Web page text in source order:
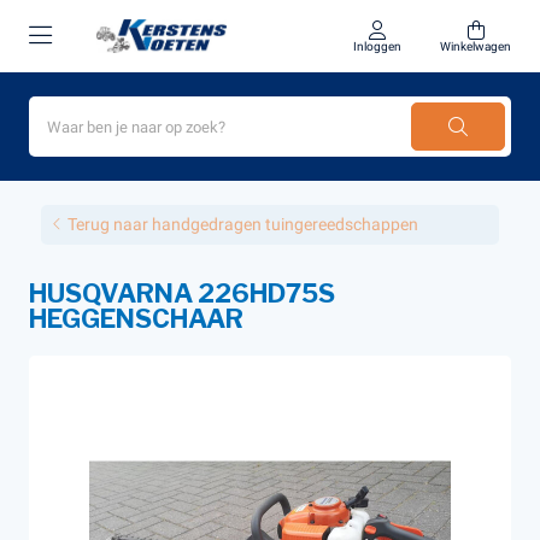
Inloggen Winkelwagen
Terug naar handgedragen tuingereedschappen
HUSQVARNA 226HD75S
HEGGENSCHAAR